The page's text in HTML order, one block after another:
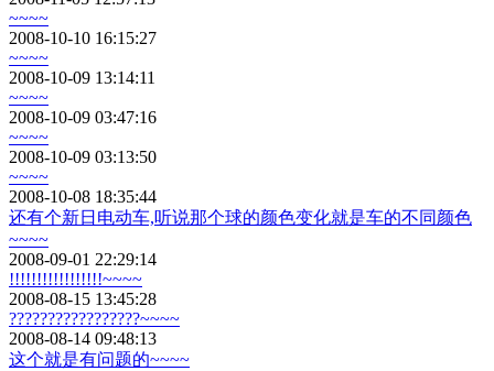
~~~~
2008-10-10 16:15:27
~~~~
2008-10-09 13:14:11
~~~~
2008-10-09 03:47:16
~~~~
2008-10-09 03:13:50
~~~~
2008-10-08 18:35:44
还有个新日电动车,听说那个球的颜色变化就是车的不同颜色
~~~~
2008-09-01 22:29:14
!!!!!!!!!!!!!!!!!~~~~
2008-08-15 13:45:28
?????????????????~~~~
2008-08-14 09:48:13
这个就是有问题的~~~~